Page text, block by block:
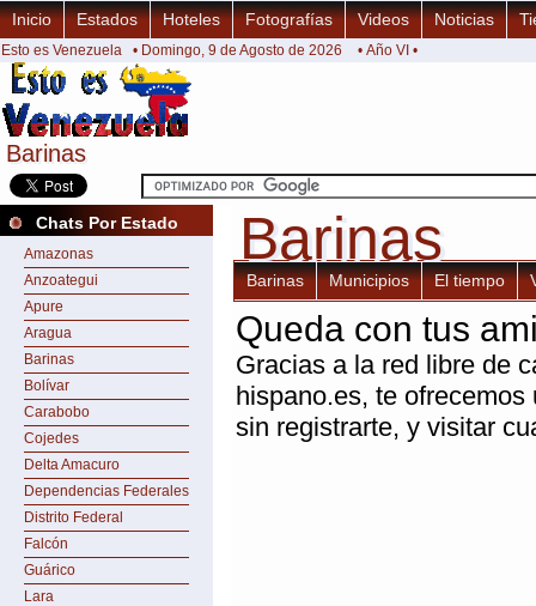
Barinas
Barinas
Inicio Estados Hoteles Fotografías Videos Noticias
Esto es Venezuela • Domingo, 9 de Agosto de 2026 • Año VI •
Chats Por Estado
Amazonas
Anzoategui
Apure
Aragua
Barinas
Bolívar
Carabobo
Cojedes
Delta Amacuro
Dependencias Federales
Distrito Federal
Falcón
Guárico
Lara
Barinas
Barinas
Barinas Municipios El tiempo
Queda con tus
Gracias a la red libre de
hispano.es, te
sin registrarte, y visitar